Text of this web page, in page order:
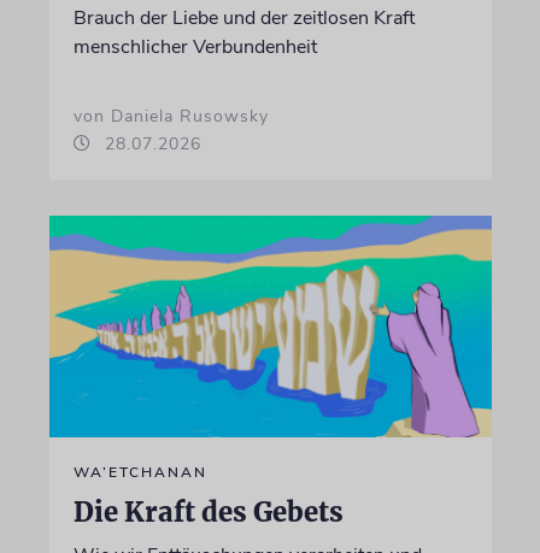
Brauch der Liebe und der zeitlosen Kraft
menschlicher Verbundenheit
von Daniela Rusowsky
28.07.2026
WA’ETCHANAN
Die Kraft des Gebets